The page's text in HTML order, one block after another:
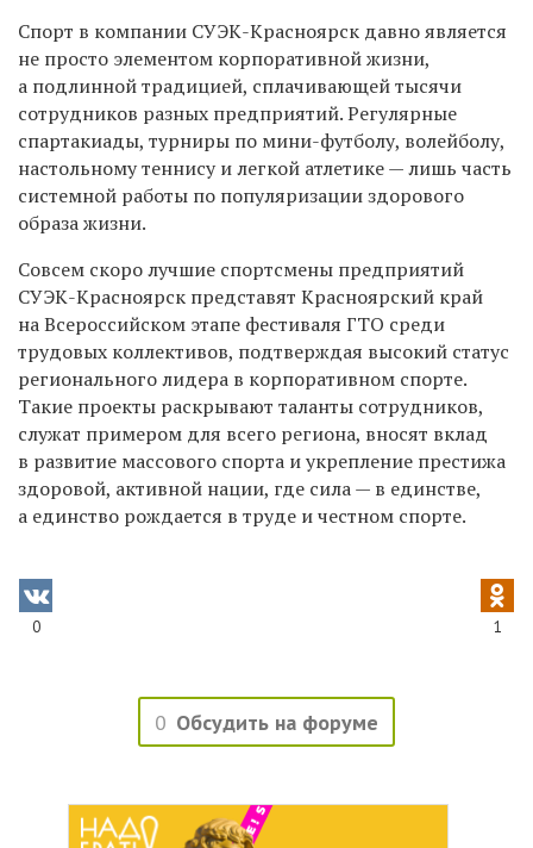
Спорт в компании СУЭК-Красноярск давно является
не просто элементом корпоративной жизни,
а подлинной традицией, сплачивающей тысячи
сотрудников разных предприятий. Регулярные
спартакиады, турниры по мини-футболу, волейболу,
настольному теннису и легкой атлетике — лишь часть
системной работы по популяризации здорового
образа жизни.
Совсем скоро лучшие спортсмены предприятий
СУЭК-Красноярск представят Красноярский край
на Всероссийском этапе фестиваля ГТО среди
трудовых коллективов, подтверждая высокий статус
регионального лидера в корпоративном спорте.
Такие проекты раскрывают таланты сотрудников,
служат примером для всего региона, вносят вклад
в развитие массового спорта и укрепление престижа
здоровой, активной нации, где сила — в единстве,
а единство рождается в труде и честном спорте.
0 1
0 Обсудить на форуме